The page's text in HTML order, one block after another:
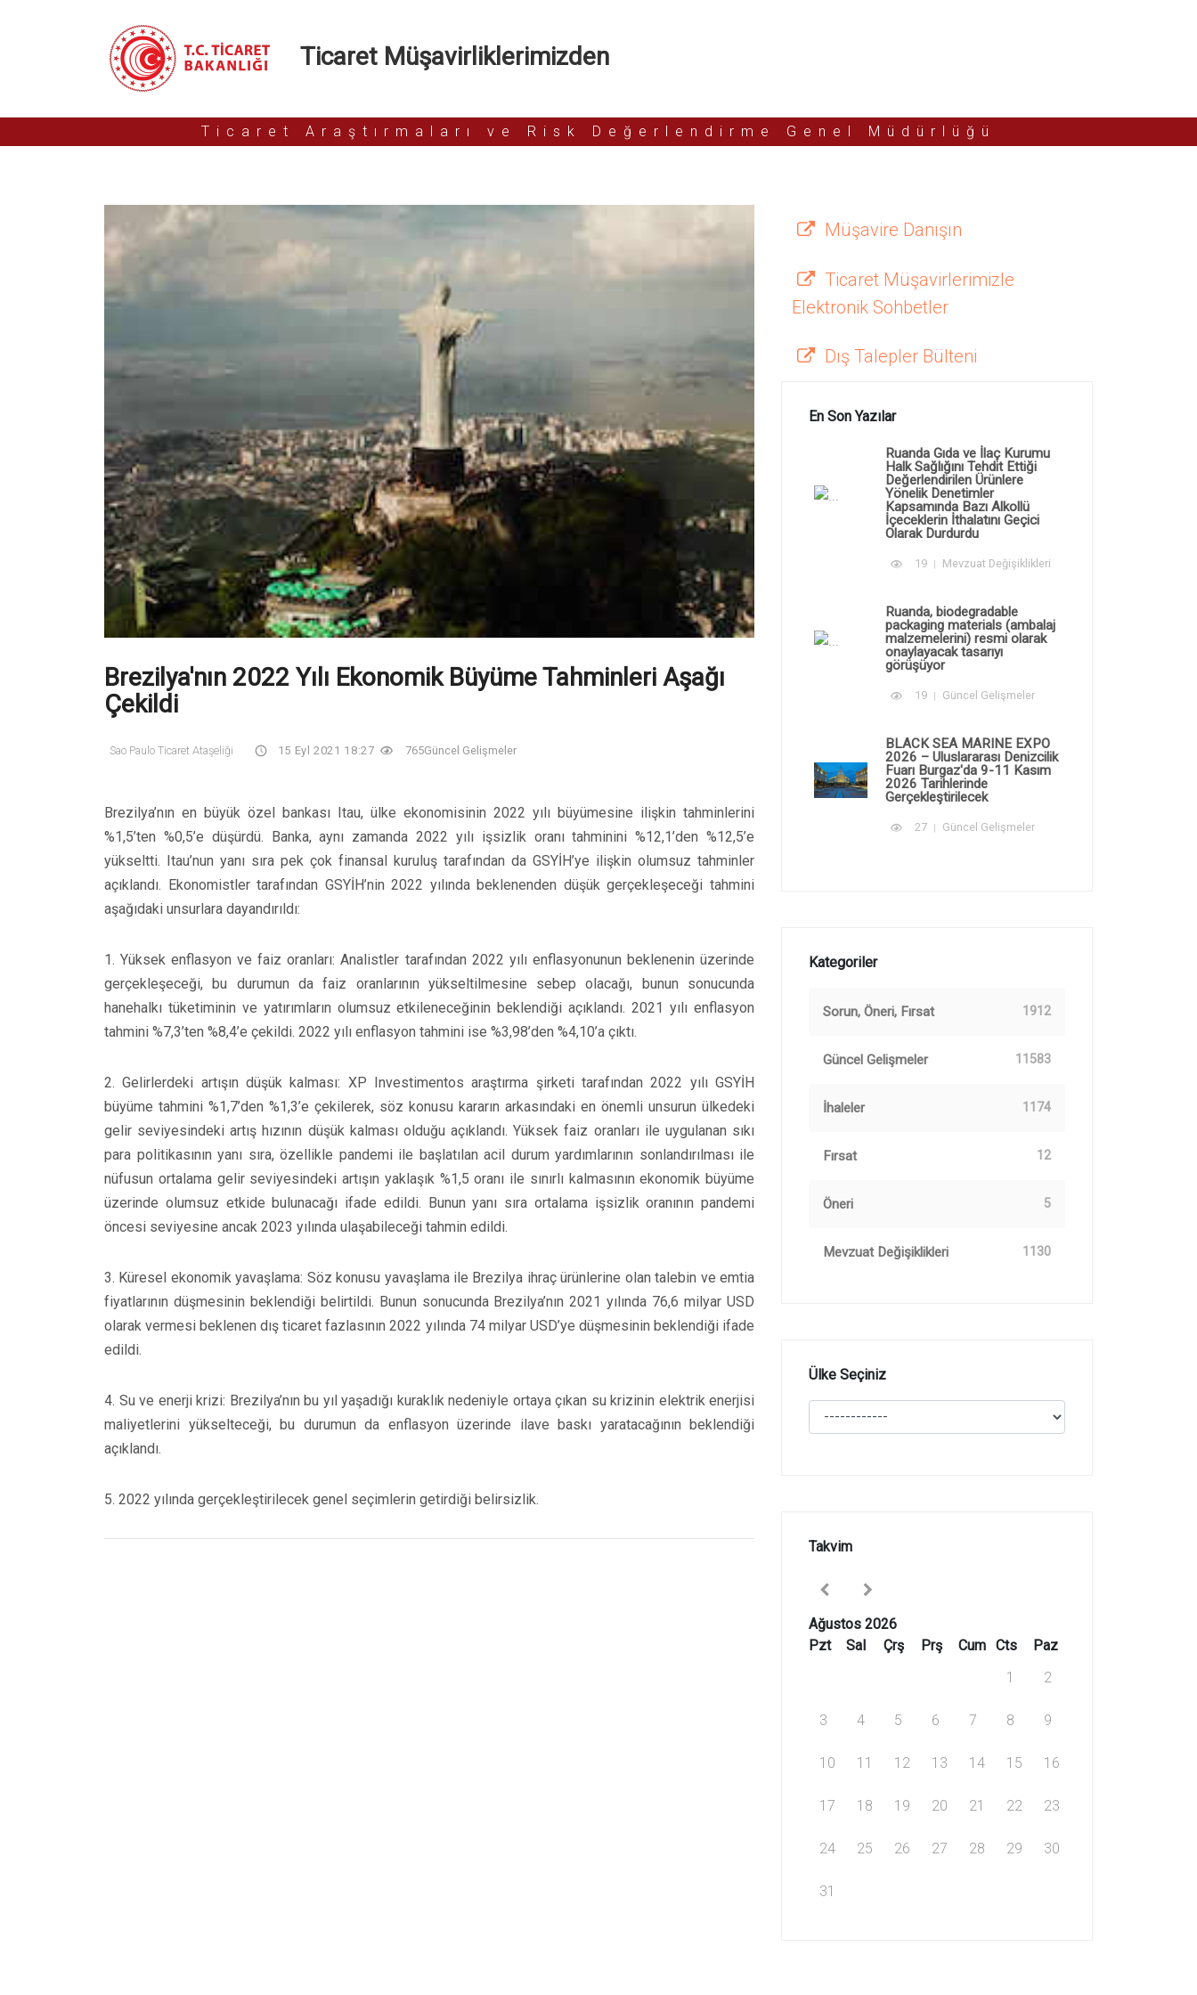
Ticaret Müşavirliklerimizden
Ticaret Araştırmaları ve Risk Değerlendirme Genel Müdürlüğü
Brezilya'nın 2022 Yılı Ekonomik Büyüme Tahminleri Aşağı
Çekildi
Sao Paulo Ticaret Ataşeliği 15 Eyl 2021 18:27 765Güncel Gelişmeler
Brezilya’nın en büyük özel bankası Itau, ülke ekonomisinin 2022 yılı büyümesine ilişkin tahminlerini
%1,5’ten %0,5’e düşürdü. Banka, aynı zamanda 2022 yılı işsizlik oranı tahminini %12,1’den %12,5’e
yükseltti. Itau’nun yanı sıra pek çok finansal kuruluş tarafından da GSYİH’ye ilişkin olumsuz tahminler
açıklandı. Ekonomistler tarafından GSYİH’nin 2022 yılında beklenenden düşük gerçekleşeceği tahmini
aşağıdaki unsurlara dayandırıldı:
1. Yüksek enflasyon ve faiz oranları: Analistler tarafından 2022 yılı enflasyonunun beklenenin üzerinde
gerçekleşeceği, bu durumun da faiz oranlarının yükseltilmesine sebep olacağı, bunun sonucunda
hanehalkı tüketiminin ve yatırımların olumsuz etkileneceğinin beklendiği açıklandı. 2021 yılı enflasyon
tahmini %7,3’ten %8,4’e çekildi. 2022 yılı enflasyon tahmini ise %3,98’den %4,10’a çıktı.
2. Gelirlerdeki artışın düşük kalması: XP Investimentos araştırma şirketi tarafından 2022 yılı GSYİH
büyüme tahmini %1,7’den %1,3’e çekilerek, söz konusu kararın arkasındaki en önemli unsurun ülkedeki
gelir seviyesindeki artış hızının düşük kalması olduğu açıklandı. Yüksek faiz oranları ile uygulanan sıkı
para politikasının yanı sıra, özellikle pandemi ile başlatılan acil durum yardımlarının sonlandırılması ile
nüfusun ortalama gelir seviyesindeki artışın yaklaşık %1,5 oranı ile sınırlı kalmasının ekonomik büyüme
üzerinde olumsuz etkide bulunacağı ifade edildi. Bunun yanı sıra ortalama işsizlik oranının pandemi
öncesi seviyesine ancak 2023 yılında ulaşabileceği tahmin edildi.
3. Küresel ekonomik yavaşlama: Söz konusu yavaşlama ile Brezilya ihraç ürünlerine olan talebin ve emtia
fiyatlarının düşmesinin beklendiği belirtildi. Bunun sonucunda Brezilya’nın 2021 yılında 76,6 milyar USD
olarak vermesi beklenen dış ticaret fazlasının 2022 yılında 74 milyar USD’ye düşmesinin beklendiği ifade
edildi.
4. Su ve enerji krizi: Brezilya’nın bu yıl yaşadığı kuraklık nedeniyle ortaya çıkan su krizinin elektrik enerjisi
maliyetlerini yükselteceği, bu durumun da enflasyon üzerinde ilave baskı yaratacağının beklendiği
açıklandı.
5. 2022 yılında gerçekleştirilecek genel seçimlerin getirdiği belirsizlik.
Müşavire Danışın
Ticaret Müşavirlerimizle
Elektronik Sohbetler
Dış Talepler Bülteni
En Son Yazılar
Ruanda Gıda ve İlaç Kurumu
Halk Sağlığını Tehdit Ettiği
Değerlendirilen Ürünlere
Yönelik Denetimler
Kapsamında Bazı Alkollü
İçeceklerin İthalatını Geçici
Olarak Durdurdu
19 Mevzuat Değişiklikleri
Ruanda, biodegradable
packaging materials (ambalaj
malzemelerini) resmi olarak
onaylayacak tasarıyı
görüşüyor
19 Güncel Gelişmeler
BLACK SEA MARINE EXPO
2026 – Uluslararası Denizcilik
Fuarı Burgaz'da 9-11 Kasım
2026 Tarihlerinde
Gerçekleştirilecek
27 Güncel Gelişmeler
Kategoriler
Sorun, Öneri, Fırsat 1912
Güncel Gelişmeler 11583
İhaleler 1174
Fırsat 12
Öneri 5
Mevzuat Değişiklikleri 1130
Ülke Seçiniz
Takvim
Ağustos 2026
Pzt
Sal Çrş Prş Cum Cts
Paz
1
2
3 4 5 6 7 8 9
10 11 12 13 14 15 16
17 18 19 20 21 22 23
24 25 26 27 28 29 30
31